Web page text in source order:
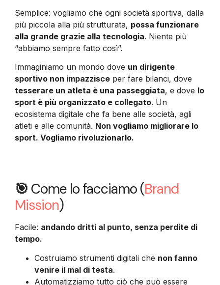
Semplice: vogliamo che ogni società sportiva, dalla
più piccola alla più strutturata, possa funzionare
alla grande grazie alla tecnologia. Niente più
“abbiamo sempre fatto così”.
Immaginiamo un mondo dove un dirigente
sportivo non impazzisce per fare bilanci, dove
tesserare un atleta è una passeggiata, e dove lo
sport è più organizzato e collegato. Un
ecosistema digitale che fa bene alle società, agli
atleti e alle comunità. Non vogliamo migliorare lo
sport. Vogliamo rivoluzionarlo.
🎯 Come lo facciamo (Brand
Mission)
Facile: andando dritti al punto, senza perdite di
tempo.
Costruiamo strumenti digitali che non fanno
venire il mal di testa.
Automatizziamo tutto ciò che può essere